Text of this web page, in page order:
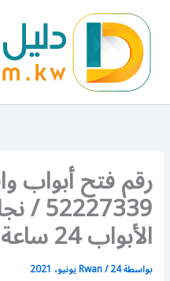
المحتوى
رقم فتح أبواب
الأبواب 24 ساعة
بواسطة Rwan/24 يونيو، 2021